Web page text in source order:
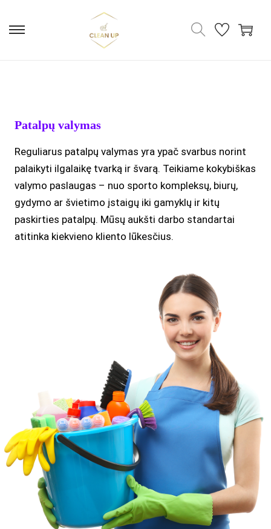
Patalpų valymas
Reguliarus patalpų valymas yra ypač svarbus norint
palaikyti ilgalaikę tvarką ir švarą. Teikiame kokybiškas
valymo paslaugas – nuo sporto kompleksų, biurų,
gydymo ar švietimo įstaigų iki gamyklų ir kitų
paskirties patalpų. Mūsų aukšti darbo standartai
atitinka kiekvieno kliento lūkesčius.